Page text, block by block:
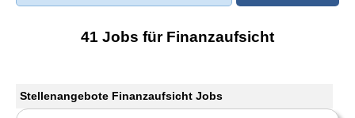
41 Jobs für Finanzaufsicht
Stellenangebote Finanzaufsicht Jobs